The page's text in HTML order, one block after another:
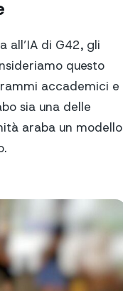
all’IA di G42, gli
questo
accademici e
sia una delle
araba un modello